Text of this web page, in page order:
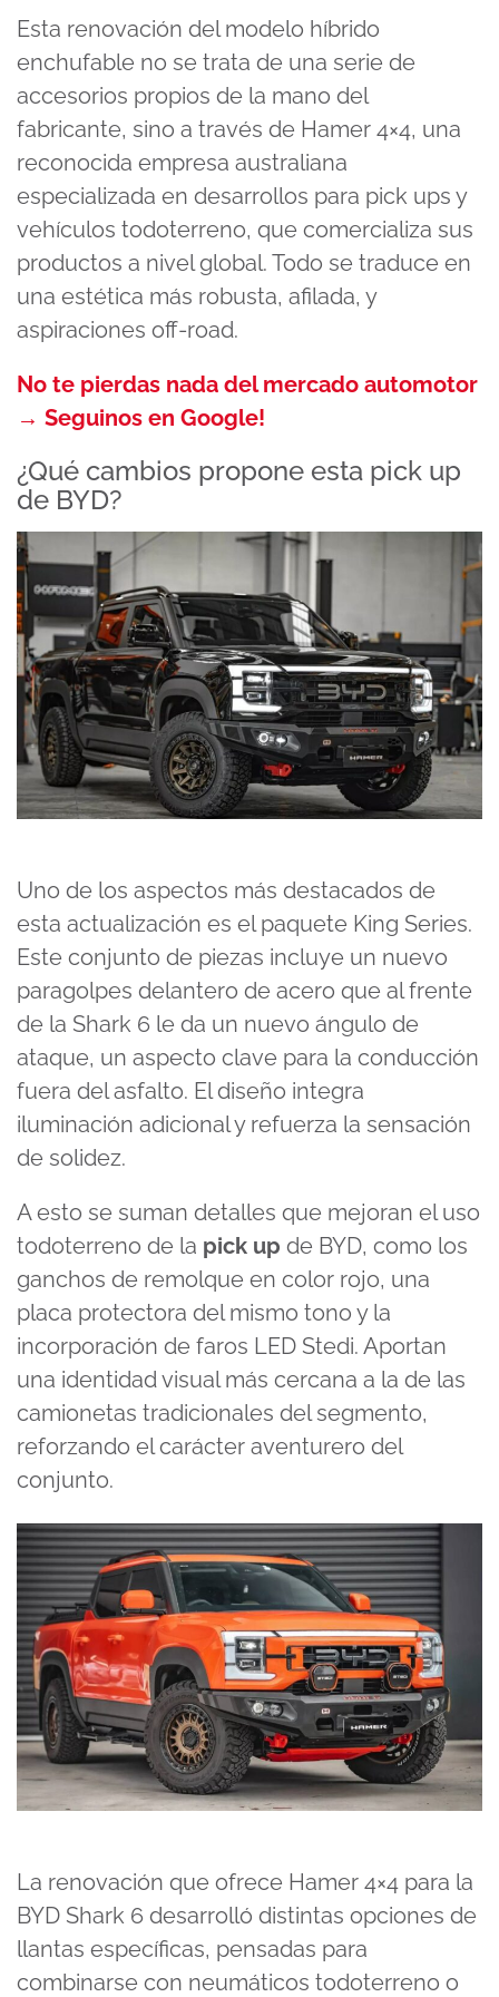
seconds
of
seconds
Esta renovación del modelo híbrido
enchufable no se trata de una serie de
accesorios propios de la mano del
fabricante, sino a través de Hamer 4×4, una
reconocida empresa australiana
especializada en desarrollos para pick ups y
vehículos todoterreno, que comercializa sus
productos a nivel global. Todo se traduce en
una estética más robusta, afilada, y
aspiraciones off-road.
No te pierdas nada del mercado automotor
→ Seguinos en Google!
¿Qué cambios propone esta pick up
de BYD?
Uno de los aspectos más destacados de
esta actualización es el paquete King Series.
Este conjunto de piezas incluye un nuevo
paragolpes delantero de acero que al frente
de la Shark 6 le da un nuevo ángulo de
ataque, un aspecto clave para la conducción
fuera del asfalto. El diseño integra
iluminación adicional y refuerza la sensación
de solidez.
A esto se suman detalles que mejoran el uso
todoterreno de la pick up de BYD, como los
ganchos de remolque en color rojo, una
placa protectora del mismo tono y la
incorporación de faros LED Stedi. Aportan
una identidad visual más cercana a la de las
camionetas tradicionales del segmento,
reforzando el carácter aventurero del
conjunto.
La renovación que ofrece Hamer 4×4 para la
BYD Shark 6 desarrolló distintas opciones de
llantas específicas, pensadas para
combinarse con neumáticos todoterreno o